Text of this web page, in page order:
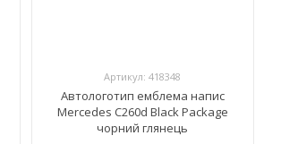
Артикул: 418348
Автологотип емблема напис
Mercedes C260d Black Package
чорний глянець